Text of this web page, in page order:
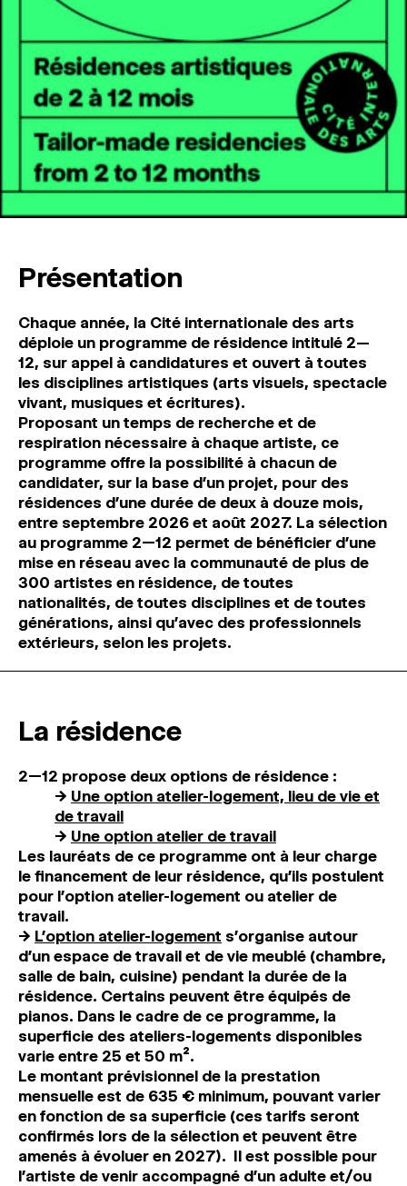
MAGAZINE
ESPACES DE PRATIQUE ARTISTIQUE ↓
Recherche
Connexion
↓
Présentation
Chaque année, la Cité internationale des arts
déploie un programme de résidence intitulé 2—
12, sur appel à candidatures et ouvert à toutes
les disciplines artistiques (arts visuels, spectacle
vivant, musiques et écritures).
Proposant un temps de recherche et de
respiration nécessaire à chaque artiste, ce
programme offre la possibilité à chacun de
candidater, sur la base d’un projet, pour des
résidences d’une durée de deux à douze mois,
entre septembre 2026 et août 2027. La sélection
au programme 2—12 permet de bénéficier d’une
mise en réseau avec la communauté de plus de
300 artistes en résidence, de toutes
nationalités, de toutes disciplines et de toutes
générations, ainsi qu’avec des professionnels
extérieurs, selon les projets.
La résidence
2—12 propose deux options de résidence :
→ Une option atelier-logement, lieu de vie et
de travail
→ Une option atelier de travail
Les lauréats de ce programme ont à leur charge
le financement de leur résidence, qu’ils postulent
pour l’option atelier-logement ou atelier de
travail.
→ L’option atelier-logement s’organise autour
d’un espace de travail et de vie meublé (chambre,
salle de bain, cuisine) pendant la durée de la
résidence. Certains peuvent être équipés de
pianos. Dans le cadre de ce programme, la
superficie des ateliers-logements disponibles
varie entre 25 et 50 m².
Le montant prévisionnel de la prestation
mensuelle est de 635 € minimum, pouvant varier
en fonction de sa superficie (ces tarifs seront
confirmés lors de la sélection et peuvent être
amenés à évoluer en 2027). Il est possible pour
l’artiste de venir accompagné d’un adulte et/ou